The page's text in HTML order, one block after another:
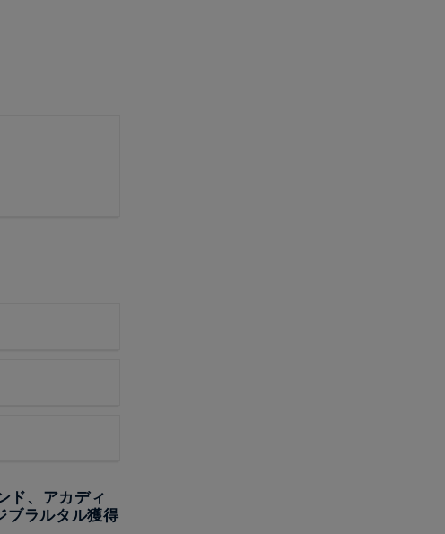
ド、アカディ
ブラルタル獲得